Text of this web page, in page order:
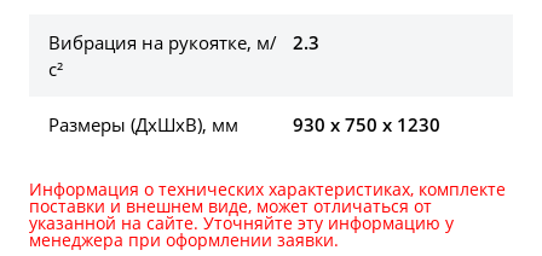
Вибрация на рукоятке, м/
с²
2.3
Размеры (ДхШхВ), мм 930 x 750 x 1230
Информация о технических характеристиках, комплекте
поставки и внешнем виде, может отличаться от
указанной на сайте. Уточняйте эту информацию у
менеджера при оформлении заявки.